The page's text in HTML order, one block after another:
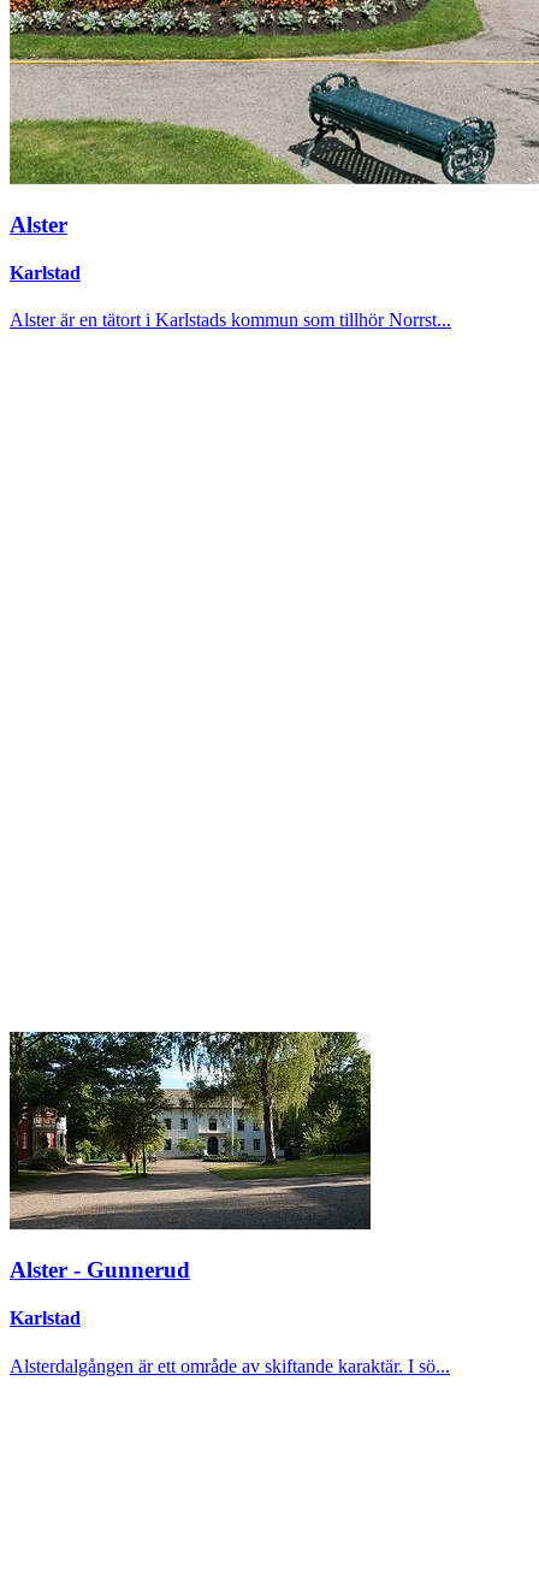
Alster
Karlstad
Alster är en tätort i Karlstads kommun som tillhör Norrst...
Alster - Gunnerud
Karlstad
Alsterdalgången är ett område av skiftande karaktär. I sö...